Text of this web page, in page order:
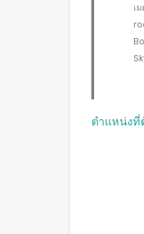
เ
ตำแหน่งที่